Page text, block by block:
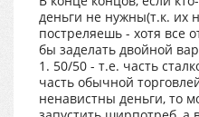
деньги не нужны(т.к. их
постреляешь - хотя все
бы заделать двойной
1. 50/50 - т.е. часть
часть обычной
ненавистны деньги, то